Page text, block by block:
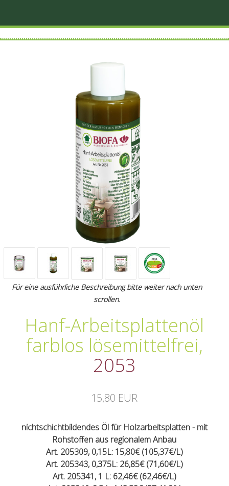
Für eine ausführliche Beschreibung bitte weiter nach unten
scrollen.
Hanf-Arbeitsplattenöl
farblos lösemittelfrei,
2053
15,80 EUR
nichtschichtbildendes Öl für Holzarbeitsplatten - mit
Rohstoffen aus regionalem Anbau
Art. 205309, 0,15L: 15,80€ (105,37€/L)
Art. 205343, 0,375L: 26,85€ (71,60€/L)
Art. 205341, 1 L: 62,46€ (62,46€/L)